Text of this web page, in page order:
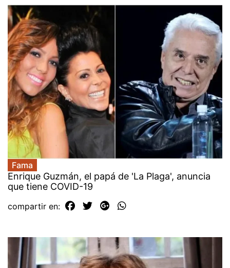
Fama
Enrique Guzmán, el papá de 'La Plaga', anuncia
que tiene COVID-19
compartir en: